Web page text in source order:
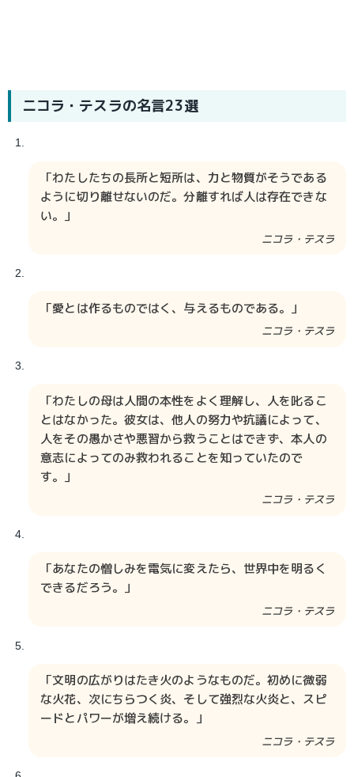
ニコラ・テスラの名言23選
「わたしたちの長所と短所は、力と物質がそうである
ように切り離せないのだ。分離すれば人は存在できな
い。」
ニコラ・テスラ​​​​
「愛とは作るものではく、与えるものである。」
ニコラ・テスラ​​​​
「わたしの母は人間の本性をよく理解し、人を叱るこ
とはなかった。彼女は、他人の努力や抗議によって、
人をその愚かさや悪習から救うことはできず、本人の
意志によってのみ救われることを知っていたので
す。」
ニコラ・テスラ​​​​
「あなたの憎しみを電気に変えたら、世界中を明るく
できるだろう。」
ニコラ・テスラ​​​​
「文明の広がりはたき火のようなものだ。初めに微弱
な火花、次にちらつく炎、そして強烈な火炎と、スピ
ードとパワーが増え続ける。」
ニコラ・テスラ​​​​